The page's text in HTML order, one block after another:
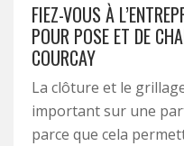
FIEZ-VOUS À
POUR POSE ET DE
COURCAY
La clôture et le
important sur une
parce que cela